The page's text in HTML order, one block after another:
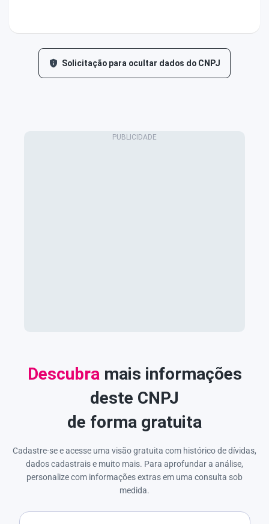
Solicitação para ocultar dados do CNPJ
Descubra mais informações
deste CNPJ
de forma gratuita
Cadastre-se e acesse uma visão gratuita com histórico de dívidas,
dados cadastrais e muito mais. Para aprofundar a análise,
personalize com informações extras em uma consulta sob
medida.